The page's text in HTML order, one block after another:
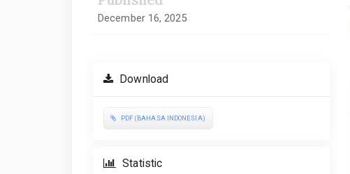
December 16, 2025
Download
PDF (BAHASA INDONESIA)
Statistic